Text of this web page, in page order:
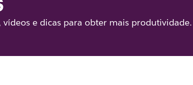
e dicas para obter mais produtividade.